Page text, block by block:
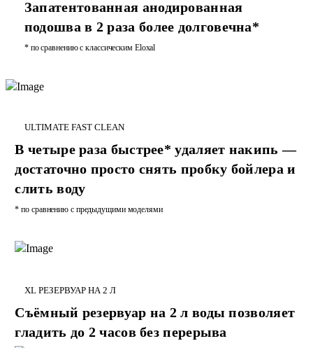
Запатентованная анодированная
подошва в 2 раза более долговечна*
* по сравнению с классическим Eloxal
ULTIMATE FAST CLEAN
В четыре раза быстрее* удаляет накипь —
достаточно просто снять пробку бойлера и
слить воду
* по сравнению с предыдущими моделями
XL РЕЗЕРВУАР НА 2 Л
Съёмный резервуар на 2 л воды позволяет
гладить до 2 часов без перерыва